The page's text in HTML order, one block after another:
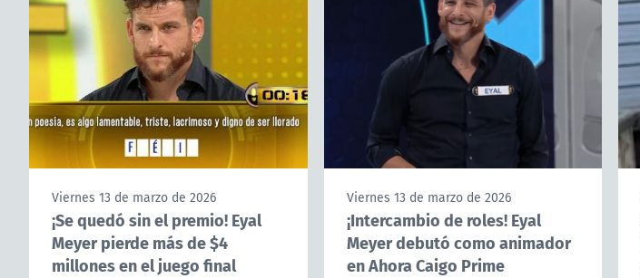
Viernes 13 de marzo de 2026
¡Se quedó sin el premio! Eyal
Meyer pierde más de $4
millones en el juego final
Viernes 13 de marzo de 2026
¡Intercambio de roles! Eyal
Meyer debutó como animador
en Ahora Caigo Prime